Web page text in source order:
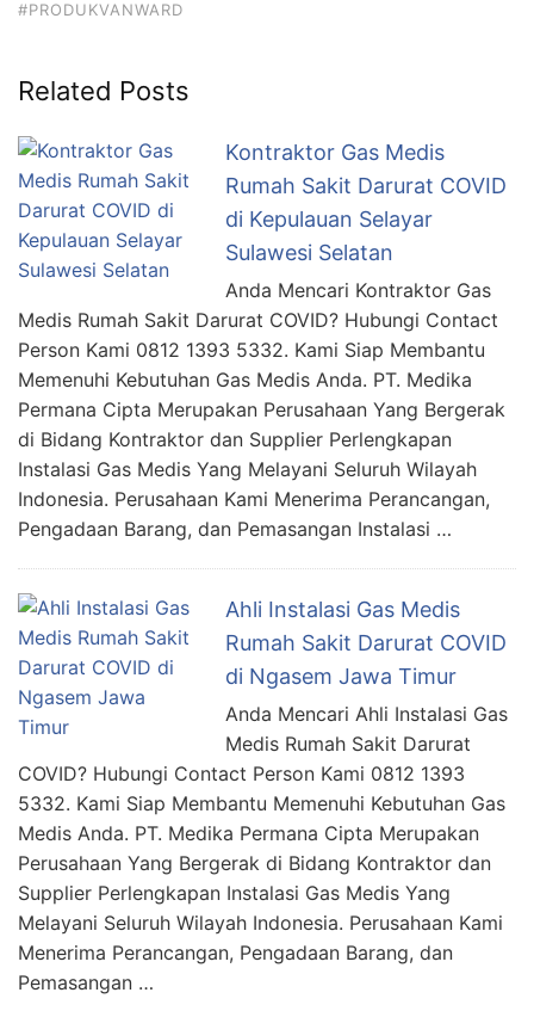
#PRODUKVANWARD
Related Posts
Kontraktor Gas Medis
Rumah Sakit Darurat COVID
di Kepulauan Selayar
Sulawesi Selatan
Anda Mencari Kontraktor Gas
Medis Rumah Sakit Darurat COVID? Hubungi Contact
Person Kami 0812 1393 5332. Kami Siap Membantu
Memenuhi Kebutuhan Gas Medis Anda. PT. Medika
Permana Cipta Merupakan Perusahaan Yang Bergerak
di Bidang Kontraktor dan Supplier Perlengkapan
Instalasi Gas Medis Yang Melayani Seluruh Wilayah
Indonesia. Perusahaan Kami Menerima Perancangan,
Pengadaan Barang, dan Pemasangan Instalasi …
Ahli Instalasi Gas Medis
Rumah Sakit Darurat COVID
di Ngasem Jawa Timur
Anda Mencari Ahli Instalasi Gas
Medis Rumah Sakit Darurat
COVID? Hubungi Contact Person Kami 0812 1393
5332. Kami Siap Membantu Memenuhi Kebutuhan Gas
Medis Anda. PT. Medika Permana Cipta Merupakan
Perusahaan Yang Bergerak di Bidang Kontraktor dan
Supplier Perlengkapan Instalasi Gas Medis Yang
Melayani Seluruh Wilayah Indonesia. Perusahaan Kami
Menerima Perancangan, Pengadaan Barang, dan
Pemasangan …